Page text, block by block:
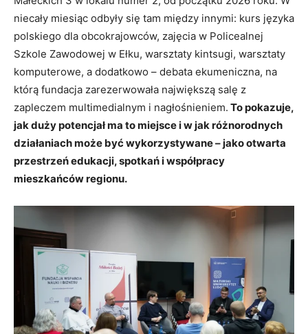
niecały miesiąc odbyły się tam między innymi: kurs języka
polskiego dla obcokrajowców, zajęcia w Policealnej
Szkole Zawodowej w Ełku, warsztaty kintsugi, warsztaty
komputerowe, a dodatkowo – debata ekumeniczna, na
którą fundacja zarezerwowała największą salę z
zapleczem multimedialnym i nagłośnieniem. To pokazuje,
jak duży potencjał ma to miejsce i w jak różnorodnych
działaniach może być wykorzystywane – jako otwarta
przestrzeń edukacji, spotkań i współpracy
mieszkańców regionu.